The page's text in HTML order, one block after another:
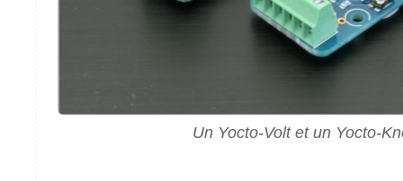
Un Yocto-Volt et un Yocto-